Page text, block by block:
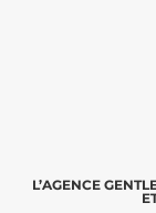
L’AGENCE